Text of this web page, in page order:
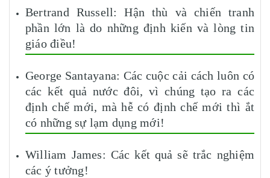
Bertrand Russell: Hận thù và chiến tranh
phần lớn là do những định kiến và lòng tin
giáo điều!
George Santayana: Các cuộc cải cách luôn có
các kết quả nước đôi, vì chúng tạo ra các
định chế mới, mà hễ có định chế mới thì ắt
có những sự lạm dụng mới!
William James: Các kết quả sẽ trắc nghiệm
các ý tưởng!